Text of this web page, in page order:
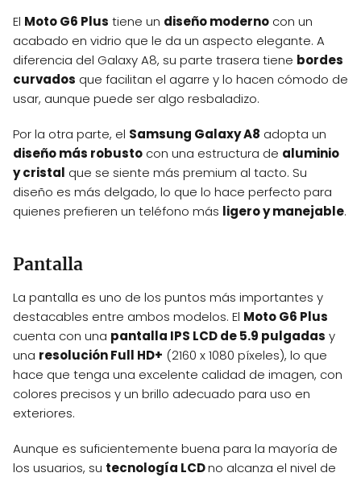
El Moto G6 Plus tiene un diseño moderno con un
acabado en vidrio que le da un aspecto elegante. A
diferencia del Galaxy A8, su parte trasera tiene bordes
curvados que facilitan el agarre y lo hacen cómodo de
usar, aunque puede ser algo resbaladizo.
Por la otra parte, el Samsung Galaxy A8 adopta un
diseño más robusto con una estructura de aluminio
y cristal que se siente más premium al tacto. Su
diseño es más delgado, lo que lo hace perfecto para
quienes prefieren un teléfono más ligero y manejable.
Pantalla
La pantalla es uno de los puntos más importantes y
destacables entre ambos modelos. El Moto G6 Plus
cuenta con una pantalla IPS LCD de 5.9 pulgadas y
una resolución Full HD+ (2160 x 1080 píxeles), lo que
hace que tenga una excelente calidad de imagen, con
colores precisos y un brillo adecuado para uso en
exteriores.
Aunque es suficientemente buena para la mayoría de
los usuarios, su tecnología LCDno alcanza el nivel de